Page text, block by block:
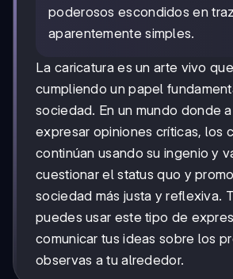
poderosos escondidos en
aparentemente simples.
La caricatura es un arte vivo
cumpliendo un papel
sociedad. En un mundo donde
expresar opiniones críticas, los
continúan usando su ingenio y
cuestionar el status quo y
sociedad más justa y reflexiva.
puedes usar este tipo de
comunicar tus ideas sobre los
observas a tu alrededor.